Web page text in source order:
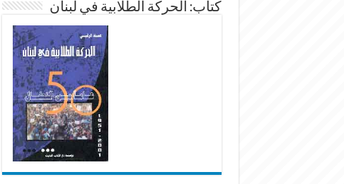
كتاب: الحركة الطلابية في لبنان